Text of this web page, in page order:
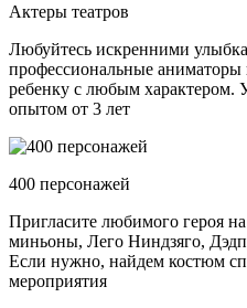
Актеры театров
Любуйтесь искренними
профессиональные аниматоры
ребенку с любым характером.
опытом от 3 лет
400 персонажей
Пригласите любимого героя
миньоны, Лего Ниндзяго,
Если нужно, найдем костюм
мероприятия